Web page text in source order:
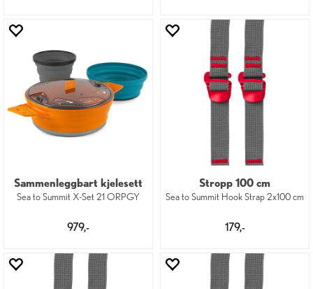
Sammenleggbart kjelesett
Sea to Summit X-Set 21 ORPGY
979,-
Stropp 100 cm
Sea to Summit Hook Strap 2x100 cm
179,-